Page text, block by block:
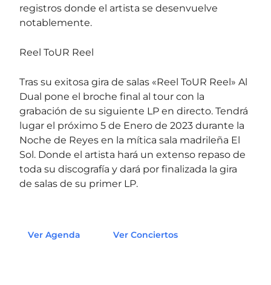
registros donde el artista se desenvuelve
notablemente.
Reel ToUR Reel
Tras su exitosa gira de salas «Reel ToUR Reel» Al
Dual pone el broche final al tour con la
grabación de su siguiente LP en directo. Tendrá
lugar el próximo 5 de Enero de 2023 durante la
Noche de Reyes en la mítica sala madrileña El
Sol. Donde el artista hará un extenso repaso de
toda su discografía y dará por finalizada la gira
de salas de su primer LP.
Ver Agenda Ver Conciertos